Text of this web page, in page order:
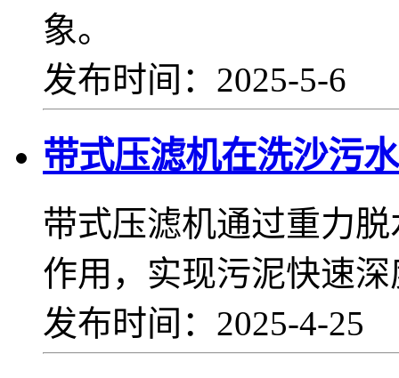
象。
发布时间：2025-5-6
带式压滤机在洗沙污
带式压滤机通过重力
作用，实现污泥快速
发布时间：2025-4-25